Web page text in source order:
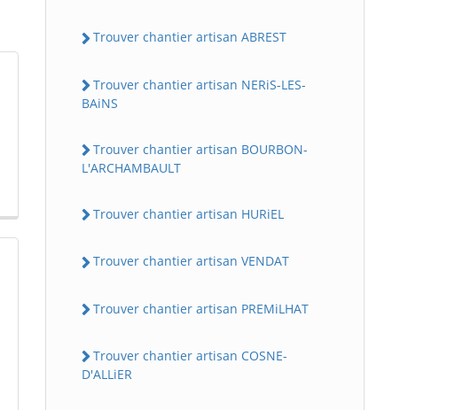
Trouver chantier artisan ABREST
Trouver chantier artisan NERiS-LES-
BAiNS
Trouver chantier artisan BOURBON-
L'ARCHAMBAULT
Trouver chantier artisan HURiEL
Trouver chantier artisan VENDAT
Trouver chantier artisan PREMiLHAT
Trouver chantier artisan COSNE-
D'ALLiER